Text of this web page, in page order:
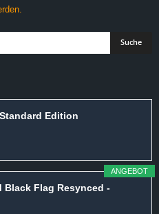
Edition
ANGEBOT
Black Flag Resynced -